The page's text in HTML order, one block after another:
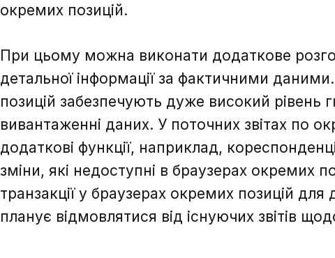
окремих позицій.
При цьому можна виконати додаткове
детальної інформації за фактичними
позицій забезпечують дуже високий рівень
вивантаженні даних. У поточних звітах по
додаткові функції, наприклад,
зміни, які недоступні в браузерах окремих
транзакції у браузерах окремих позицій для
планує відмовлятися від існуючих звітів